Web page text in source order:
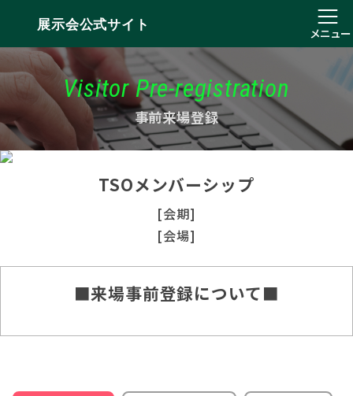
展示会公式サイト
メニュー
Visitor Pre-registration
事前来場登録
TSOメンバーシップ
[会期]
[会場]
■来場事前登録について■